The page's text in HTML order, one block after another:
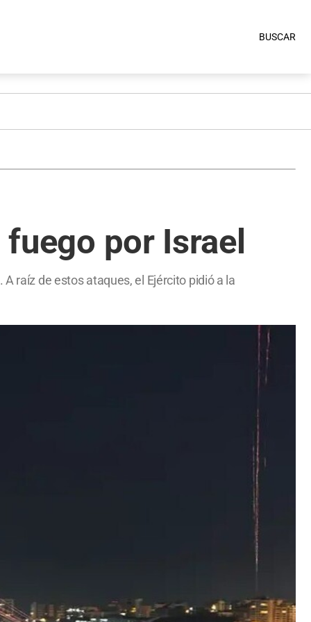
BUSCAR
por Israel
raíz de estos ataques, el Ejército pidió a la